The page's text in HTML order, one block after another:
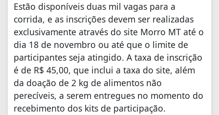
Estão disponíveis duas mil vagas para a
corrida, e as inscrições devem ser realizadas
exclusivamente através do site Morro MT até o
dia 18 de novembro ou até que o limite de
participantes seja atingido. A taxa de inscrição
é de R$ 45,00, que inclui a taxa do site, além
da doação de 2 kg de alimentos não
perecíveis, a serem entregues no momento do
recebimento dos kits de participação.